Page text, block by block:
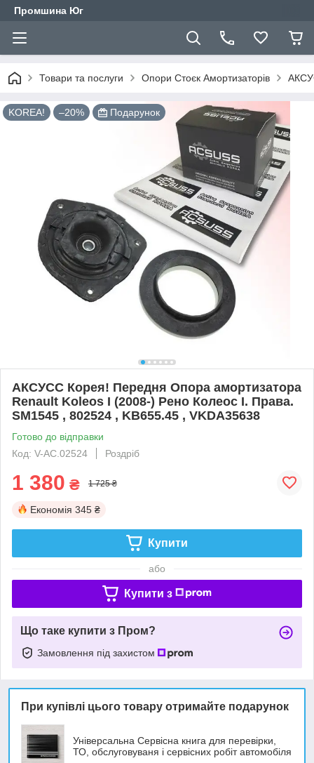
Промшина Юг
Товари та послуги Опори Стоєк Амортизаторів
KOREA! –20% Подарунок
АКСУСС Корея! Передня Опора амортизатора
Renault Koleos I (2008-) Рено Колеос I. Права.
SM1545 , 802524 , KB655.45 , VKDA35638
Готово до відправки
Код: V-AC.02524
Роздріб
1 380 ₴ 1 725 ₴
Економія 345 ₴
Купити
або
Купити з
Що таке купити з Пром?
Замовлення під захистом
При купівлі цього товару отримайте подарунок
Універсальна Сервісна книга для перевірки,
ТО, обслуговуваня і сервісних робіт автомобіля